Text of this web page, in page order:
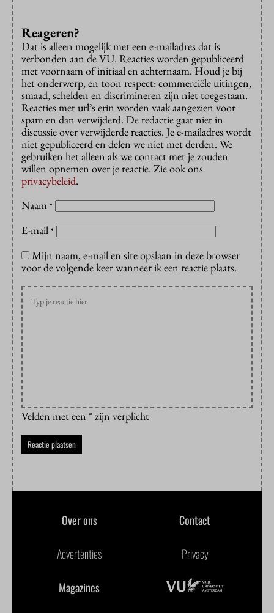
Reageren?
Dat is alleen mogelijk met een e-mailadres dat is
verbonden aan de VU. Reacties worden gepubliceerd
met voornaam of initiaal en achternaam. Houd je bij
het onderwerp, en toon respect: commerciële uitingen,
smaad, schelden en discrimineren zijn niet toegestaan.
Reacties met url’s erin worden vaak aangezien voor
spam en dan verwijderd. De redactie gaat niet in
discussie over verwijderde reacties. Je e-mailadres wordt
niet gepubliceerd en delen we niet met derden. We
gebruiken het alleen als we contact met je zouden
willen opnemen over je reactie. Zie ook ons
privacybeleid.
Naam *
E-mail *
Mijn naam, e-mail en site opslaan in deze browser
voor de volgende keer wanneer ik een reactie plaats.
Velden met een * zijn verplicht
Over ons Contact
Advertenties Privacy
Magazines